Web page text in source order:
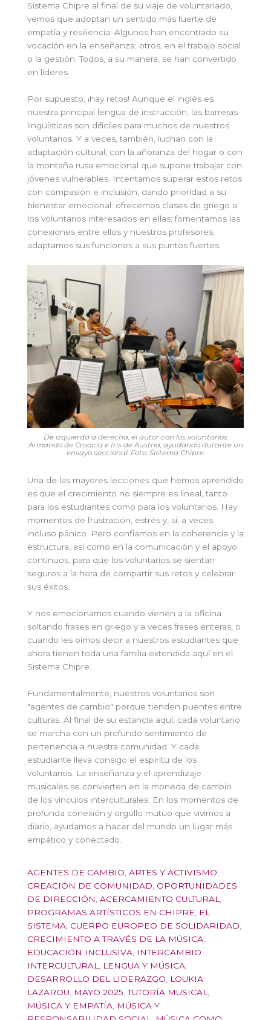
Sistema Chipre al final de su viaje de voluntariado,
vemos que adoptan un sentido más fuerte de
empatía y resiliencia. Algunos han encontrado su
vocación en la enseñanza; otros, en el trabajo social
o la gestión. Todos, a su manera, se han convertido
en líderes.
Por supuesto, ¡hay retos! Aunque el inglés es
nuestra principal lengua de instrucción, las barreras
lingüísticas son difíciles para muchos de nuestros
voluntarios. Y a veces, también, luchan con la
adaptación cultural, con la añoranza del hogar o con
la montaña rusa emocional que supone trabajar con
jóvenes vulnerables. Intentamos superar estos retos
con compasión e inclusión, dando prioridad a su
bienestar emocional: ofrecemos clases de griego a
los voluntarios interesados en ellas; fomentamos las
conexiones entre ellos y nuestros profesores;
adaptamos sus funciones a sus puntos fuertes.
De izquierda a derecha, el autor con los voluntarios
Armando de Croacia e Iris de Austria, ayudando durante un
ensayo seccional. Foto: Sistema Chipre.
Una de las mayores lecciones que hemos aprendido
es que el crecimiento no siempre es lineal, tanto
para los estudiantes como para los voluntarios. Hay
momentos de frustración, estrés y, sí, a veces
incluso pánico. Pero confiamos en la coherencia y la
estructura, así como en la comunicación y el apoyo
continuos, para que los voluntarios se sientan
seguros a la hora de compartir sus retos y celebrar
sus éxitos.
Y nos emocionamos cuando vienen a la oficina
soltando frases en griego y a veces frases enteras, o
cuando les oímos decir a nuestros estudiantes que
ahora tienen toda una familia extendida aquí en el
Sistema Chipre.
Fundamentalmente, nuestros voluntarios son
"agentes de cambio" porque tienden puentes entre
culturas. Al final de su estancia aquí, cada voluntario
se marcha con un profundo sentimiento de
pertenencia a nuestra comunidad. Y cada
estudiante lleva consigo el espíritu de los
voluntarios. La enseñanza y el aprendizaje
musicales se convierten en la moneda de cambio
de los vínculos interculturales. En los momentos de
profunda conexión y orgullo mutuo que vivimos a
diario, ayudamos a hacer del mundo un lugar más
empático y conectado.
AGENTES DE CAMBIO ARTES Y ACTIVISMO
CREACIÓN DE COMUNIDAD OPORTUNIDADES
DE DIRECCIÓN ACERCAMIENTO CULTURAL
PROGRAMAS ARTÍSTICOS EN CHIPRE
EL
SISTEMA CUERPO EUROPEO DE SOLIDARIDAD
CRECIMIENTO A TRAVÉS DE LA MÚSICA
EDUCACIÓN INCLUSIVA
INTERCAMBIO
INTERCULTURAL
LENGUA Y MÚSICA
DESARROLLO DEL LIDERAZGO
LOUKIA
LAZAROU
MAYO 2025 ,TUTORÍA MUSICAL
MÚSICA Y EMPATÍA
MÚSICA Y